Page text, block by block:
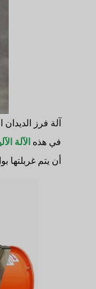
آلة فرز
في هذه الآلة
أن يتم غربلتها